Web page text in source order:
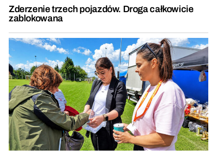
Zderzenie trzech pojazdów. Droga całkowicie
zablokowana